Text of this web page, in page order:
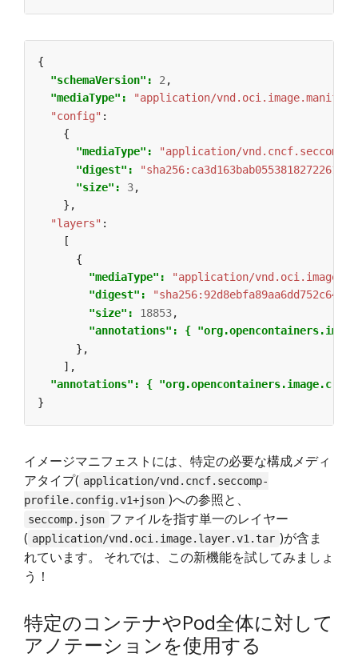
{
"schemaVersion": 2 ,
"mediaType":
"application/
"config" :
{
"mediaType":
"application/
"digest":
"size": 3,
},
"layers" :
[
{
"mediaType":
"application/
"digest":
"size": 18853,
"annotations": {
},
],
"annotations": {
}
イメージマニフェストには、特定の必要な構成メディ
アタイプ( application/vnd.cncf.seccomp-
profile.config.v1+json )への参照と、
seccomp.json ファイルを指す単一のレイヤー
( application/vnd.oci.image.layer.v1.tar )が含ま
れています。 それでは、この新機能を試してみましょ
う！
特定のコンテナやPod全体に対して
アノテーションを使用する